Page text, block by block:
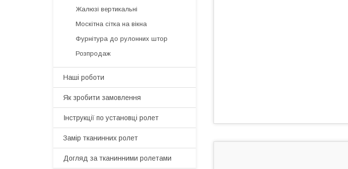
Жалюзі вертикальні
Москітна сітка на вікна
Фурнітура до рулонних штор
Розпродаж
Наші роботи
Як зробити замовлення
Інструкції по установці ролет
Замір тканинних ролет
Догляд за тканинними ролетами